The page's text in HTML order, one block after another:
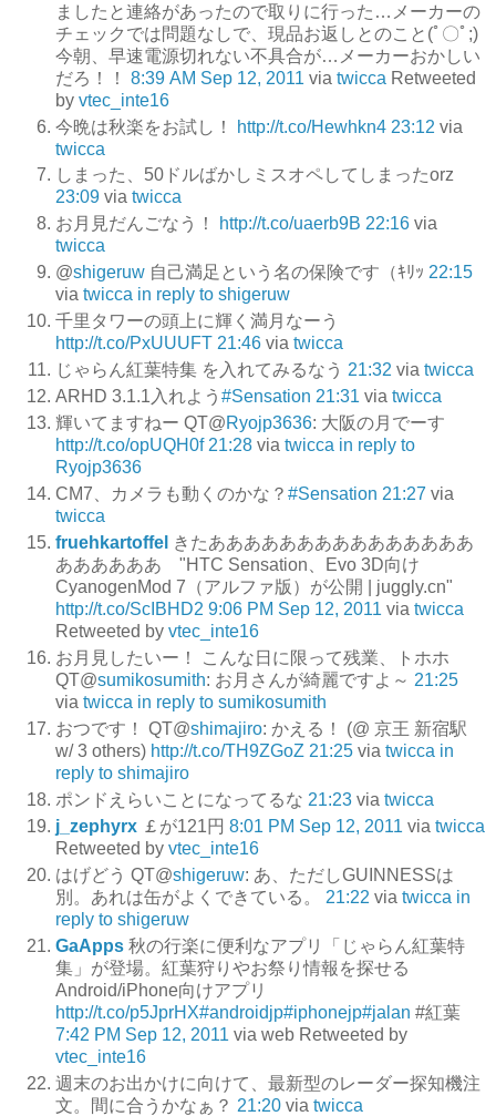
ましたと連絡があったので取りに行った…メーカーの
チェックでは問題なしで、現品お返しとのこと(ﾟ〇ﾟ;)
今朝、早速電源切れない不具合が…メーカーおかしい
だろ！！
8:39 AM Sep 12, 2011 via twicca Retweeted
by vtec_inte16
今晩は秋楽をお試し！
http://t.co/Hewhkn4 23:12 via
twicca
しまった、50ドルばかしミスオペしてしまったorz
23:09 via twicca
お月見だんごなう！
http://t.co/uaerb9B 22:16 via
twicca
@shigeruw 自己満足という名の保険です（ｷﾘｯ 22:15
via twicca in reply to shigeruw
千里タワーの頭上に輝く満月なーう
http://t.co/PxUUUFT 21:46 via twicca
じゃらん紅葉特集 を入れてみるなう 21:32 via twicca
ARHD 3.1.1入れよう #Sensation 21:31 via twicca
輝いてますねー QT@Ryojp3636: 大阪の月でーす
http://t.co/opUQH0f 21:28 via twicca in reply to
Ryojp3636
CM7、カメラも動くのかな？ #Sensation 21:27 via
twicca
fruehkartoffel きたあああああああああああああああ
ああああああ "HTC Sensation、Evo 3D向け
CyanogenMod 7（アルファ版）が公開 | juggly.cn"
http://t.co/ScIBHD2 9:06 PM Sep 12, 2011 via twicca
Retweeted by vtec_inte16
お月見したいー！ こんな日に限って残業、トホホ
QT@sumikosumith: お月さんが綺麗ですよ～ 21:25
via twicca in reply to sumikosumith
おつです！ QT@shimajiro: かえる！ (@ 京王 新宿駅
w/ 3 others) http://t.co/TH9ZGoZ 21:25 via twicca in
reply to shimajiro
ポンドえらいことになってるな 21:23 via twicca
j_zephyrx ￡が121円 8:01 PM Sep 12, 2011 via twicca
Retweeted by vtec_inte16
はげどう QT@shigeruw: あ、ただしGUINNESSは
別。あれは缶がよくできている。
21:22 via twicca in
reply to shigeruw
GaApps 秋の行楽に便利なアプリ「じゃらん紅葉特
集」が登場。紅葉狩りやお祭り情報を探せる
Android/iPhone向けアプリ
http://t.co/p5JprHX#androidjp#iphonejp#jalan #紅葉
7:42 PM Sep 12, 2011 via web Retweeted by
vtec_inte16
週末のお出かけに向けて、最新型のレーダー探知機注
文。間に合うかなぁ？ 21:20 via twicca